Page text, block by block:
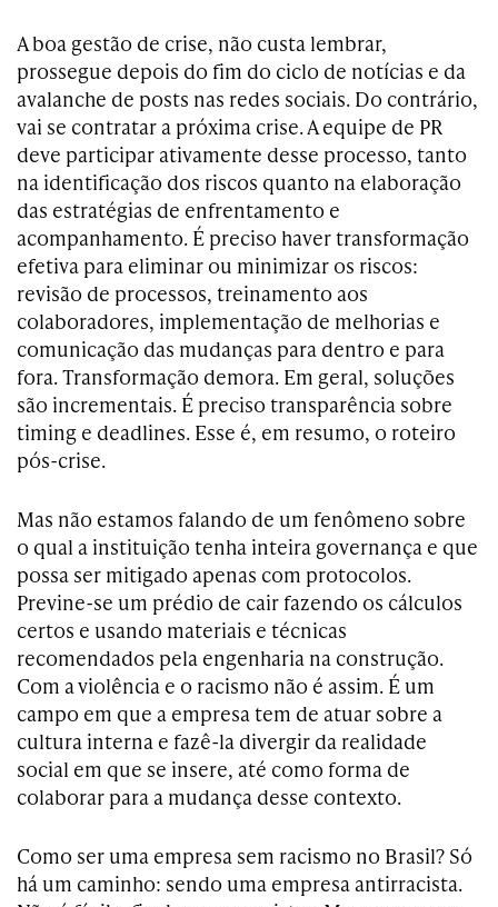
A boa gestão de crise, não custa lembrar,
prossegue depois do fim do ciclo de notícias e da
avalanche de posts nas redes sociais. Do contrário,
vai se contratar a próxima crise. A equipe de PR
deve participar ativamente desse processo, tanto
na identificação dos riscos quanto na elaboração
das estratégias de enfrentamento e
acompanhamento. É preciso haver transformação
efetiva para eliminar ou minimizar os riscos:
revisão de processos, treinamento aos
colaboradores, implementação de melhorias e
comunicação das mudanças para dentro e para
fora. Transformação demora. Em geral, soluções
são incrementais. É preciso transparência sobre
timing e deadlines. Esse é, em resumo, o roteiro
pós-crise.
Mas não estamos falando de um fenômeno sobre
o qual a instituição tenha inteira governança e que
possa ser mitigado apenas com protocolos.
Previne-se um prédio de cair fazendo os cálculos
certos e usando materiais e técnicas
recomendados pela engenharia na construção.
Com a violência e o racismo não é assim. É um
campo em que a empresa tem de atuar sobre a
cultura interna e fazê-la divergir da realidade
social em que se insere, até como forma de
colaborar para a mudança desse contexto.
Como ser uma empresa sem racismo no Brasil? Só
há um caminho: sendo uma empresa antirracista.